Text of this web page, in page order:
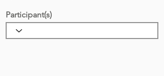
Participant(s)